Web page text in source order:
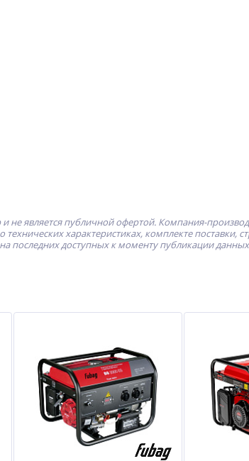
не является публичной офертой. Компания-
характеристиках, комплекте поставки,
последних доступных к моменту публикации